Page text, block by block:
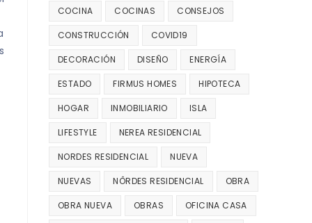
COCINA COCINAS CONSEJOS
CONSTRUCCIÓN COVID19
DECORACIÓN DISEÑO ENERGÍA
ESTADO FIRMUS HOMES HIPOTECA
HOGAR INMOBILIARIO ISLA
LIFESTYLE NEREA RESIDENCIAL
NORDES RESIDENCIAL NUEVA
NUEVAS NÔRDES RESIDENCIAL OBRA
OBRA NUEVA OBRAS OFICINA CASA